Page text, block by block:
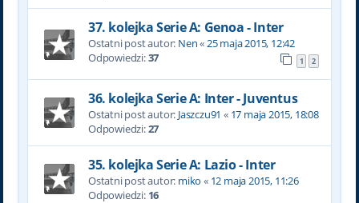
37. kolejka Serie A: Genoa - Inter
Ostatni post autor: Nen«25 maja 2015, 12:42
Odpowiedzi:37 1 2
36. kolejka Serie A: Inter - Juventus
Ostatni post autor: Jaszczu91 « 17 maja 2015, 18:08
Odpowiedzi:27
35. kolejka Serie A: Lazio - Inter
Ostatni post autor: miko « 12 maja 2015, 11:26
Odpowiedzi: 16